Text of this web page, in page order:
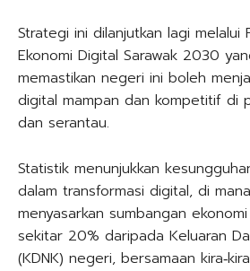
Strategi ini dilanjutkan lagi melalui
Ekonomi Digital Sarawak 2030
memastikan negeri ini boleh
digital mampan dan kompetitif di
dan serantau.
Statistik menunjukkan
dalam transformasi digital, di
menyasarkan sumbangan
sekitar 20% daripada Keluaran
(KDNK) negeri, bersamaan